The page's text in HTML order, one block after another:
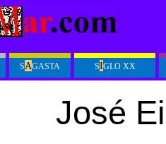
SAGASTA SIGLO XX
José